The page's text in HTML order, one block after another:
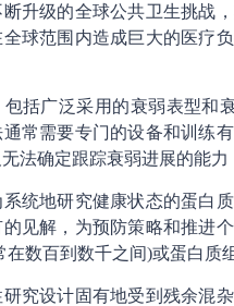
升级的全球公共卫生挑战
全球范围内造成巨大的医疗
包括广泛采用的衰弱表型和
常需要专门的设备和训练
法确定跟踪衰弱进展的能
统地研究健康状态的蛋白
见解，为预防策略和推进
在数百到数千之间)或蛋白质
究设计固有地受到残余混